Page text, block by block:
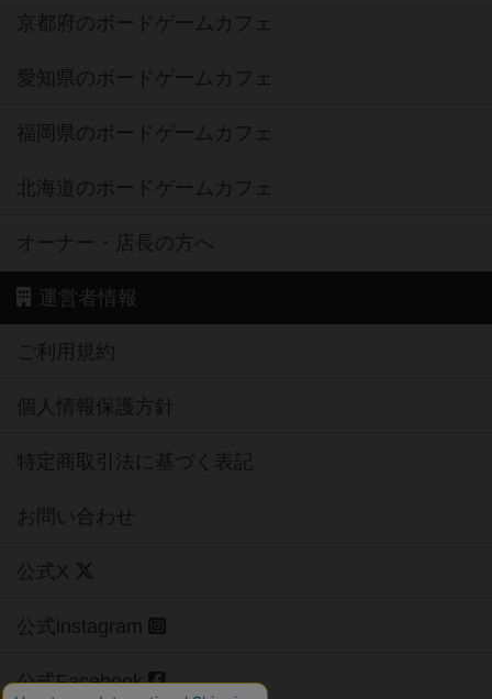
京都府のボードゲームカフェ
愛知県のボードゲームカフェ
福岡県のボードゲームカフェ
北海道のボードゲームカフェ
オーナー・店長の方へ
運営者情報
ご利用規約
個人情報保護方針
特定商取引法に基づく表記
お問い合わせ
公式X
公式instagram
公式Facebook